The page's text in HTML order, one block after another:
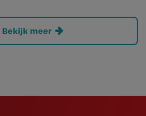
Bekijk meer